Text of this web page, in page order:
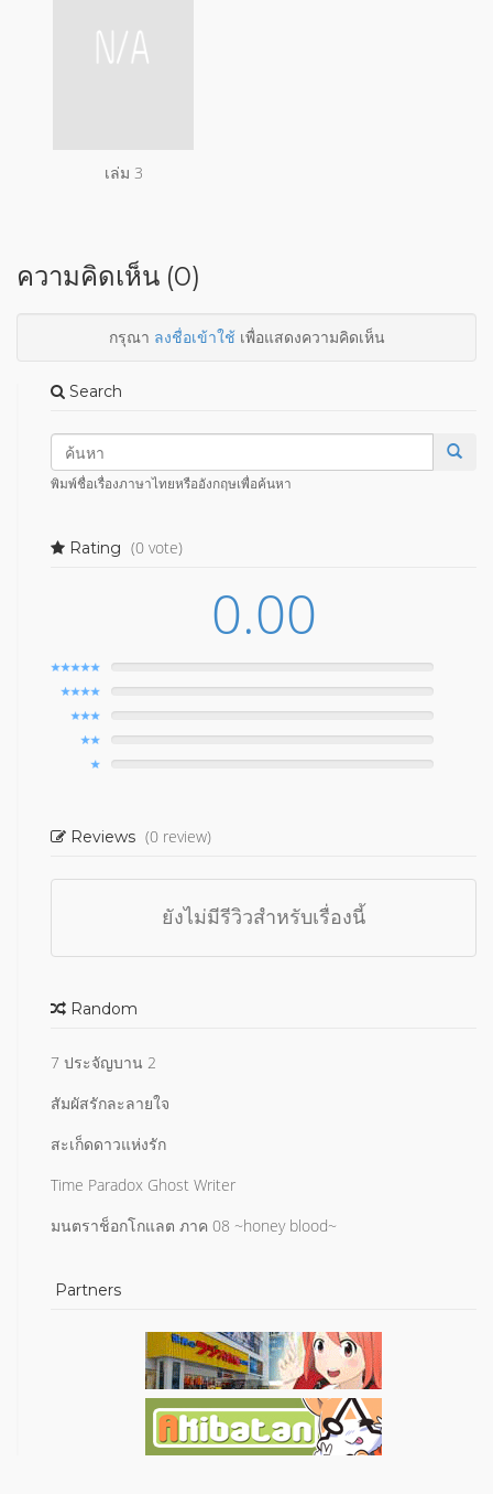
เล่ม 3
ความคิดเห็น (0)
กรุณา ลงชื่อเข้าใช้เพื่อแสดงความคิดเห็น
Search
พิมพ์ชื่อเรื่องภาษาไทยหรืออังกฤษเพื่อค้นหา
Rating (0 vote)
0.00
Reviews (0 review)
ยังไม่มีรีวิวสำหรับเรื่องนี้
Random
7 ประจัญบาน 2
สัมผัสรักละลายใจ
สะเก็ดดาวแห่งรัก
Time Paradox Ghost Writer
มนตราช็อกโกแลต ภาค 08 ~honey blood~
Partners